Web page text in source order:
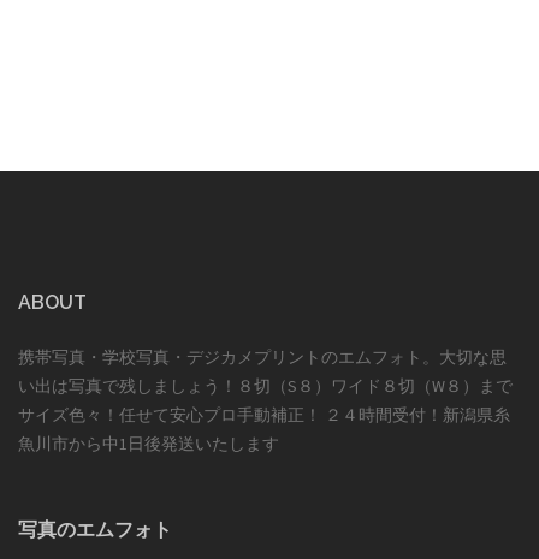
ABOUT
携帯写真・学校写真・デジカメプリントのエムフォト。大切な思
い出は写真で残しましょう！８切（S８）ワイド８切（W８）まで
サイズ色々！任せて安心プロ手動補正！ ２４時間受付！新潟県糸
魚川市から中1日後発送いたします
写真のエムフォト